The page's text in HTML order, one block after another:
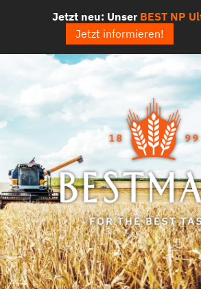
Jetzt neu: UnserBEST NP Ultra-
Jetzt informieren!